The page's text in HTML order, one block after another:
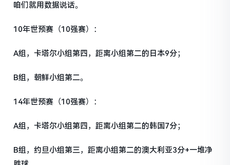
咱们就用数据说话。
10年世预赛（10强赛）：
A组，卡塔尔小组第四，距离小组第二的日本9分；
B组，朝鲜小组第二。
14年世预赛（10强赛）：
A组，卡塔尔小组第四，距离小组第二的韩国7分；
B组，约旦小组第三，距离小组第二的澳大利亚3分+一堆净